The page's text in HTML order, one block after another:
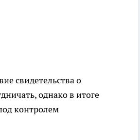
свидетельства о
однако в итоге
контролем